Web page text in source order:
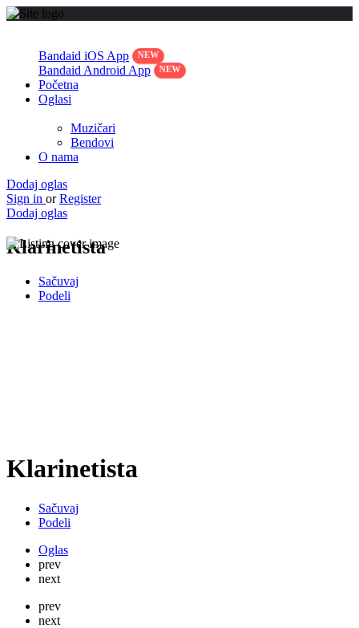
Bandaid iOS App
Bandaid Android App
Početna
Oglasi
Muzičari
Bendovi
O nama
Dodaj oglas
Sign in or Register
Dodaj oglas
Klarinetista
Sačuvaj
Podeli
Klarinetista
Sačuvaj
Podeli
Oglas
prev
next
prev
next